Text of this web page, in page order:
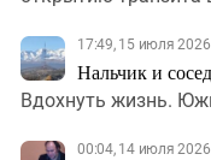
17:49, 15 июля 2026
Нальчик и
Вдохнуть жизнь.
00:04, 14 июля 2026